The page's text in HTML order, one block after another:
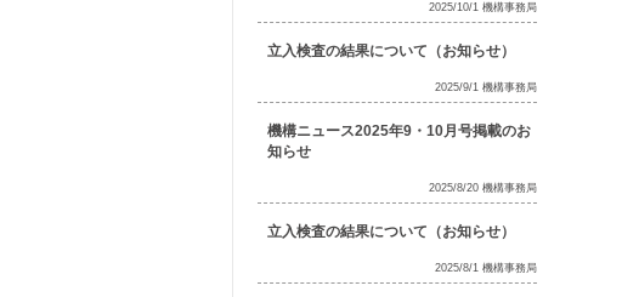
2025/10/1 機構事務局
立入検査の結果について（お知らせ）
2025/9/1 機構事務局
機構ニュース2025年9・10月号掲載のお
知らせ
2025/8/20 機構事務局
立入検査の結果について（お知らせ）
2025/8/1 機構事務局